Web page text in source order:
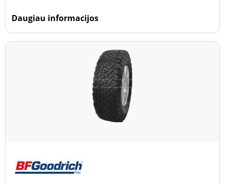
Daugiau informacijos